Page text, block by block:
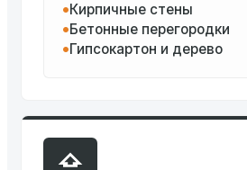
Кирпичные стены
Бетонные перегородки
Гипсокартон и дерево